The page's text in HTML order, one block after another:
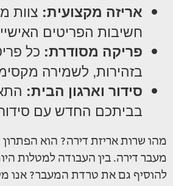
אריזה מקצועית: צוות
חשיבות הפריטים
פריקה מסודרת: כל
בזהירות, לשמירה
סידור וארגון הבית:
בביתכם החדש עם סידור
מהו שרות אריזת דירה? הוא
מעבר דירה. בין העבודה למטלות
להוסיף גם את טרדת המעבר? אנו